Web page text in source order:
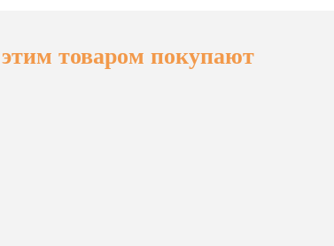
товаром покупают